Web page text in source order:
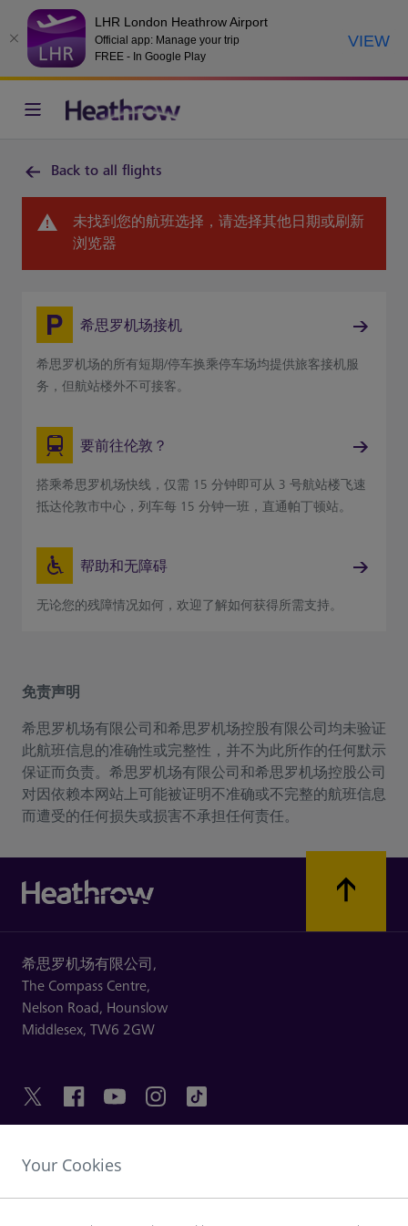
LHR London Heathrow Airport
Official app: Manage your trip
FREE - In Google Play
VIEW
Back to all flights
未找到您的航班选择，请选择其他日期或刷新
浏览器
希思罗机场接机
希思罗机场的所有短期/停车换乘停车场均提供旅客接机服
务，但航站楼外不可接客。
要前往伦敦？
搭乘希思罗机场快线，仅需 15 分钟即可从 3 号航站楼飞速
抵达伦敦市中心，列车每 15 分钟一班，直通帕丁顿站。
帮助和无障碍
无论您的残障情况如何，欢迎了解如何获得所需支持。
免责声明
希思罗机场有限公司和希思罗机场控股有限公司均未验证
此航班信息的准确性或完整性，并不为此所作的任何默示
保证而负责。希思罗机场有限公司和希思罗机场控股公司
对因依赖本网站上可能被证明不准确或不完整的航班信息
而遭受的任何损失或损害不承担任何责任。
希思罗机场有限公司,
The Compass Centre,
Nelson Road, Hounslow
Middlesex, TW6 2GW
友情链接
探索希思罗机场
Your Cookies